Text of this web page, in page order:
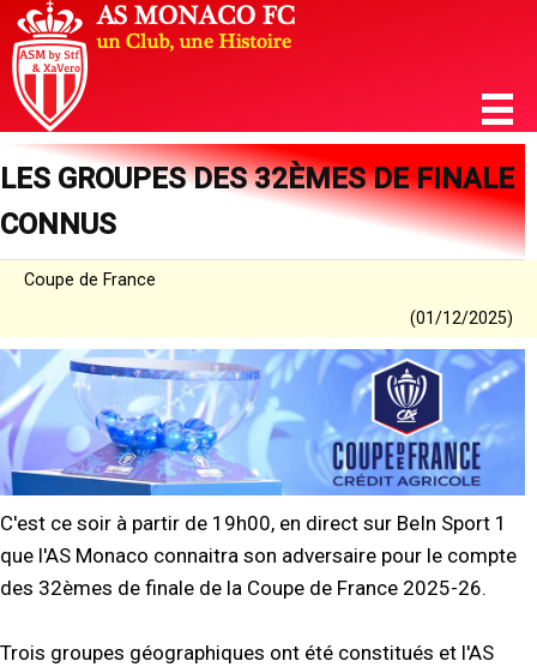
LES GROUPES DES 32ÈMES DE FINALE
CONNUS
Coupe de France
(01/12/2025)
C'est ce soir à partir de 19h00, en direct sur BeIn Sport 1
que l'AS Monaco connaitra son adversaire pour le compte
des 32èmes de finale de la Coupe de France 2025-26.
Trois groupes géographiques ont été constitués et l'AS